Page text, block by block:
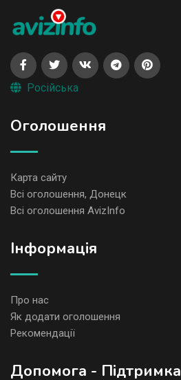
Російська
Оголошення
Карта сайту
Всі оголошення, Донецк
Всі оголошення AvizInfo
Iнформація
Про нас
Як додати оголошення
Рекомендації
Допомога - Підтримка